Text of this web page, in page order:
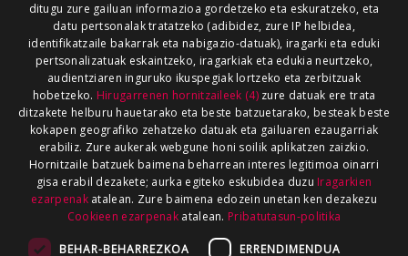
ditugu zure gailuan informazioa gordetzeko eta eskuratzeko, eta
datu pertsonalak tratatzeko (adibidez, zure IP helbidea,
identifikatzaile bakarrak eta nabigazio-datuak), iragarki eta eduki
pertsonalizatuak eskaintzeko, iragarkiak eta edukia neurtzeko,
audientziaren inguruko ikuspegiak lortzeko eta zerbitzuak
hobetzeko. Hirugarrenen hornitzaileek (4)zure datuak ere trata
ditzakete helburu hauetarako eta beste batzuetarako, besteak beste
kokapen geografiko zehatzeko datuak eta gailuaren ezaugarriak
erabiliz. Zure aukerak webgune honi soilik aplikatzen zaizkio.
Hornitzaile batzuek baimena beharrean interes legitimoa oinarri
gisa erabil dezakete; aurka egiteko eskubidea duzu Iragarkien
ezarpenakatalean. Zure baimena edozein unetan ken dezakezu
Cookieen ezarpenak atalean. Pribatutasun-politika
BEHAR-BEHARREZKOA ERRENDIMENDUA